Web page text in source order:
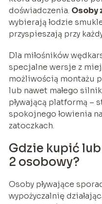
doświadczenia. Osoby
wybierają łodzie
przyspieszają przy
Dla miłośników
specjalne wersje z
możliwością montażu
lub nawet małego
pływającą platformą –
spokojnego łowienia
zatoczkach.
Gdzie kupić
2 osobowy?
Osoby pływające
wypożyczalnię